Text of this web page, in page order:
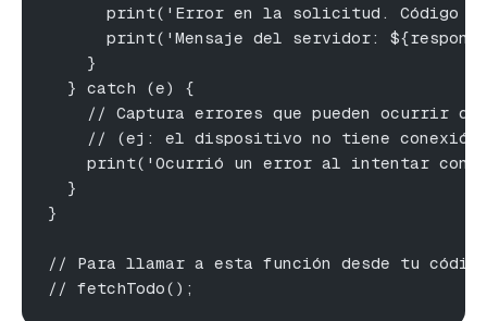
print('Error en la solicitud. Código
print('Mensaje del servidor:
    }
  } catch (e) {
// Captura errores que pueden ocurrir
// (ej: el dispositivo no tiene
print('Ocurrió un error al intentar
  }
}
// Para llamar a esta función desde tu
// fetchTodo();